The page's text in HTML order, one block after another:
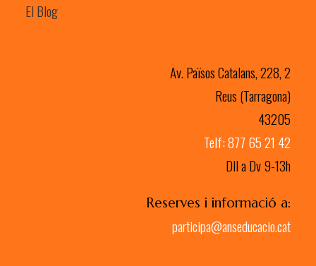
El Blog
Av. Països Catalans, 228, 2
Reus (Tarragona)
43205
Telf: 877 65 21 42
Dll a Dv 9-13h
Reserves i informació a:
participa@anseducacio.cat